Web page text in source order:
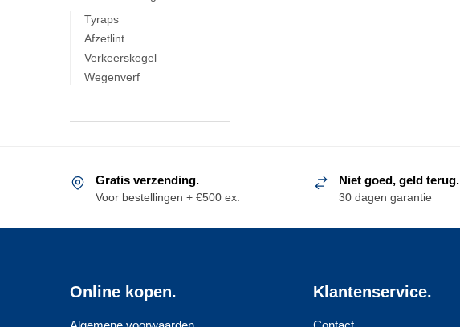
Tyraps
Afzetlint
Verkeerskegel
Wegenverf
Gratis verzending.
Voor bestellingen + €500 ex.
Niet goed, geld terug.
30 dagen garantie
Online kopen. Klantenservice.